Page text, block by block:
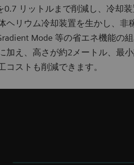
リットルまで削減し、冷却
リウム冷却装置を生かし、
Mode 等の省エネ機能の
え、高さが約2メートル、最
ストも削減できます。